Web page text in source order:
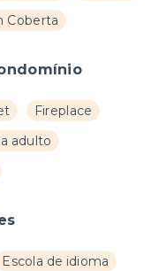
Coberta
Fireplace
adulto
Escola de idioma